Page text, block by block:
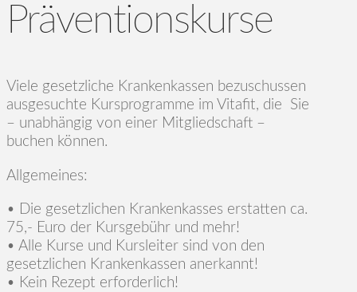
Präventionskurse
Viele gesetzliche Krankenkassen bezuschussen
ausgesuchte Kursprogramme im Vitafit, die Sie
– unabhängig von einer Mitgliedschaft –
buchen können.
Allgemeines:
• Die gesetzlichen Krankenkasses erstatten ca.
75,- Euro der Kursgebühr und mehr!
• Alle Kurse und Kursleiter sind von den
gesetzlichen Krankenkassen anerkannt!
• Kein Rezept erforderlich!